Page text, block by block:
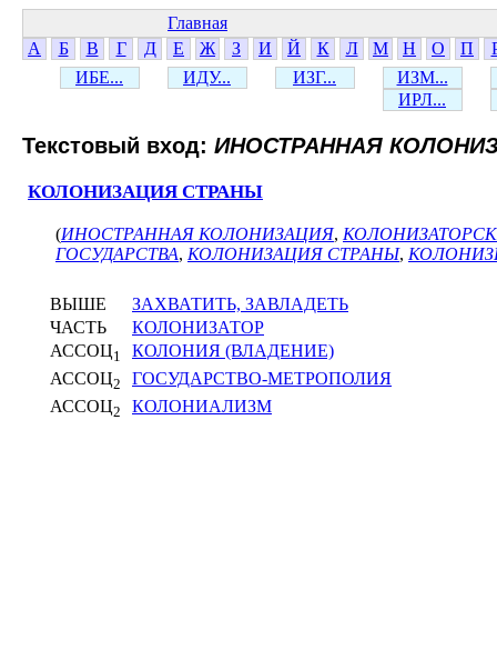
Главная
А
Б В Г Д Е Ж З И Й К Л М Н О П
ИБЕ...
ИДУ... ИЗГ...
ИЗМ...
ИРЛ...
Текстовый вход: ИНОСТРАННАЯ
КОЛОНИЗАЦИЯ СТРАНЫ
(ИНОСТРАННАЯ КОЛОНИЗАЦИЯ,
ГОСУДАРСТВА, КОЛОНИЗАЦИЯ СТРАНЫ,
ВЫШЕ
ЗАХВАТИТЬ, ЗАВЛАДЕТЬ
ЧАСТЬ
КОЛОНИЗАТОР
АССОЦ1
КОЛОНИЯ (ВЛАДЕНИЕ)
АССОЦ2
ГОСУДАРСТВО-МЕТРОПОЛИЯ
АССОЦ2 КОЛОНИАЛИЗМ